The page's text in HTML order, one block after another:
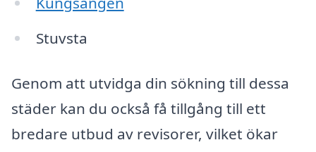
Stuvsta
Genom att utvidga din sökning till dessa
städer kan du också få tillgång till ett
bredare utbud av revisorer, vilket ökar